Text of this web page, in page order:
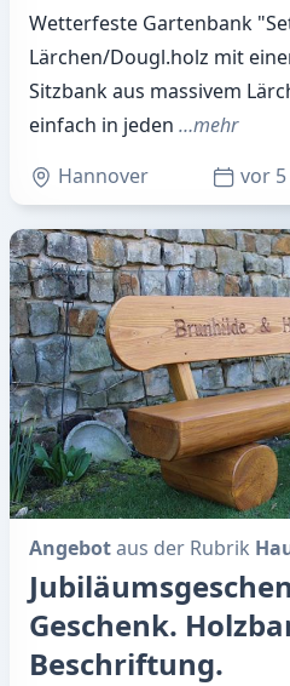
Wetterfeste Gartenbank
Lärchen/Dougl.holz mit
Sitzbank aus massivem
einfach in jeden …mehr
Hannover
vor
Angebotaus der Rubrik
Geschenk.
Beschriftung.